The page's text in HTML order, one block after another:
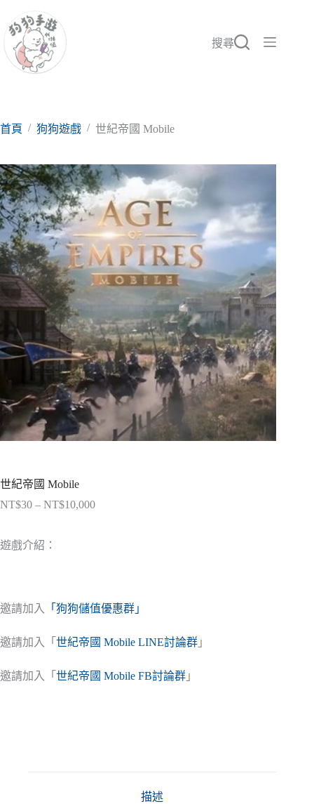
至
要
搜尋
首頁 / 狗狗遊戲 / 世紀帝國 Mobile
世紀帝國 Mobile
NT$30 – NT$10,000價
NT$10,000
遊戲介紹：
邀請加入 「狗狗儲值優惠群」
邀請加入「 世紀帝國 Mobile LINE討論群 」
邀請加入「 世紀帝國 Mobile FB討論群 」
描述